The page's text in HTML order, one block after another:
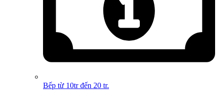
Bếp từ 10tr đến 20 tr.